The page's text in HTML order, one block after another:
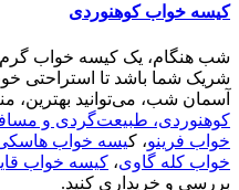
کیسه خواب کوهنوردی
شب هنگام، یک کیسه خواب گرم
شریک شما باشد تا استراحتی
آسمان شب، می‌توانید بهترین،
کوهنوردی، طبیعت‌گردی و
خواب فرینو، کیسه خواب
خواب کله گاوی، کیسه خواب
بررسی و خریداری کنید.